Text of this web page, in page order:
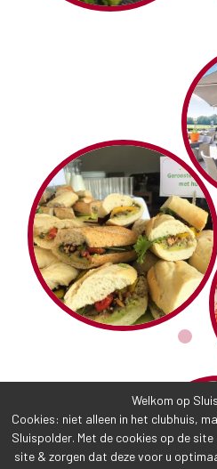
Welkom op
Cookies: niet alleen in het clubhuis,
Sluispolder. Met de cookies op de
site & zorgen dat deze voor u